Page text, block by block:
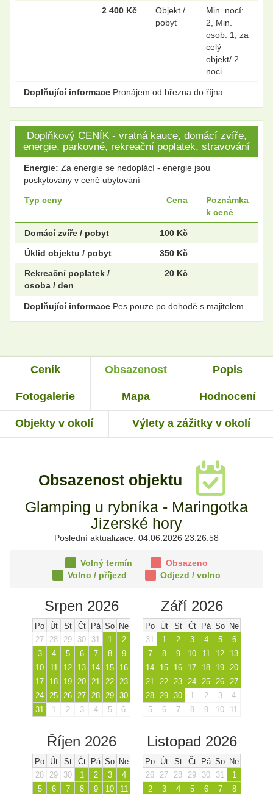
2 400 Kč
Objekt /
pobyt
Min. nocí:
2, Min.
osob: 1, za
celý
objekt/ 2
noci
Doplňující informace Pronájem od března do října
Doplňkový CENÍK - vratná kauce, domácí zvíře,
energie, parkovné, rekreační poplatek, stravování
Energie: Za energie se nedoplácí - energie jsou
poskytovány v ceně ubytování
Typ ceny Cena
Poznámka
k ceně
Domácí zvíře / pobyt 100 Kč
Úklid objektu / pobyt 350 Kč
Rekreační poplatek /
osoba / den
20 Kč
Doplňující informace Pes pouze po dohodě s majitelem
Ceník Obsazenost Popis
Fotogalerie Mapa Hodnocení
Objekty v okolí Výlety a zážitky v okolí
Obsazenost objektu
Glamping u rybníka - Maringotka
Jizerské hory
Poslední aktualizace: 04.06.2026 23:26:58
Volný termín
Obsazeno
Volno / příjezd Odjezd / volno
Srpen 2026
Po Út St Čt Pá So Ne
27
28 29 30 31 1
2
3
4 5 6 7 8
9
10
11 12 13 14 15
16
17
18 19 20 21 22 23
24 25 26 27 28 29 30
31
1 2 3 4 5 6
Září 2026
Po Út St Čt Pá So Ne
31
1 2 3 4 5
6
7
8 9 10 11 12
13
14
15 16 17 18 19 20
21 22 23 24 25 26 27
28 29 30 1 2 3
4
5
6 7 8 9 10 11
Říjen 2026
Po Út St Čt Pá So Ne
28
29 30 1 2 3
4
5
6 7 8 9 10
11
Listopad 2026
Po Út St Čt Pá So Ne
26
27 28 29 30 31
1
2
3 4 5 6 7
8